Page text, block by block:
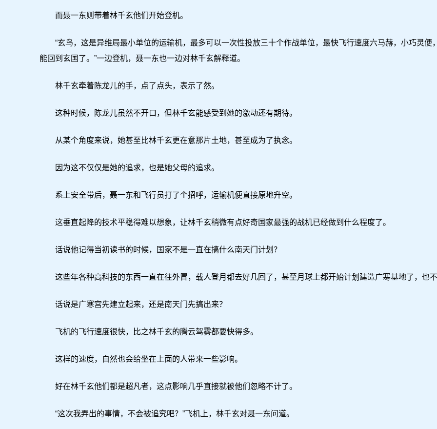
而聂一东则带着林千玄他们开始登机。
“玄鸟，这是异维局最小单位的运输机，最多可以一次性投放三十个作战单位，最快飞行速度六马赫，小巧灵便
能回到玄国了。”一边登机，聂一东也一边对林千玄解释道。
林千玄牵着陈龙儿的手，点了点头，表示了然。
这种时候，陈龙儿虽然不开口，但林千玄能感受到她的激动还有期待。
从某个角度来说，她甚至比林千玄更在意那片土地，甚至成为了执念。
因为这不仅仅是她的追求，也是她父母的追求。
系上安全带后，聂一东和飞行员打了个招呼，运输机便直接原地升空。
这垂直起降的技术平稳得难以想象，让林千玄稍微有点好奇国家最强的战机已经做到什么程度了。
话说他记得当初读书的时候，国家不是一直在搞什么南天门计划？
这些年各种高科技的东西一直在往外冒，载人登月都去好几回了，甚至月球上都开始计划建造广寒基地了，也
话说是广寒宫先建立起来，还是南天门先搞出来？
飞机的飞行速度很快，比之林千玄的腾云驾雾都要快得多。
这样的速度，自然也会给坐在上面的人带来一些影响。
好在林千玄他们都是超凡者，这点影响几乎直接就被他们忽略不计了。
“这次我弄出的事情，不会被追究吧？”飞机上，林千玄对聂一东问道。